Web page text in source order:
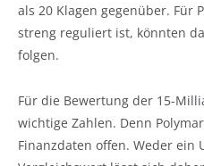
als 20 Klagen gegenüber. Für
streng reguliert ist, könnten
folgen.
Für die Bewertung der 15-
wichtige Zahlen. Denn
Finanzdaten offen. Weder ein